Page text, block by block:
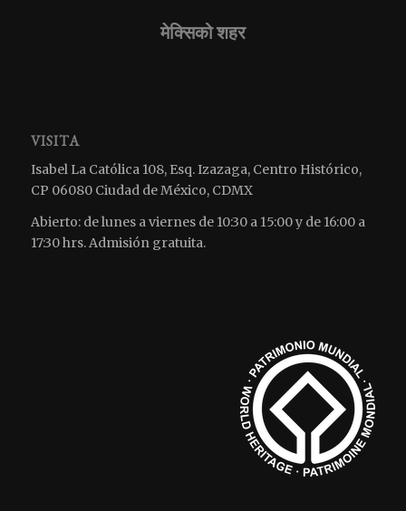
मेक्सिको शहर
VISITA
Isabel La Católica 108, Esq. Izazaga, Centro Histórico,
CP 06080 Ciudad de México, CDMX
Abierto: de lunes a viernes de 10:30 a 15:00 y de 16:00 a
17:30 hrs. Admisión gratuita.